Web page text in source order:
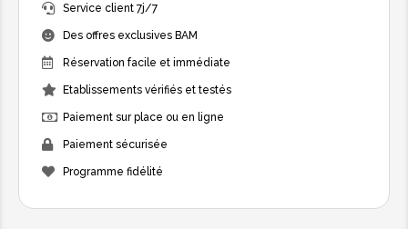
Service client 7j/7
Des offres exclusives BAM
Réservation facile et immédiate
Etablissements vérifiés et testés
Paiement sur place ou en ligne
Paiement sécurisée
Programme fidélité